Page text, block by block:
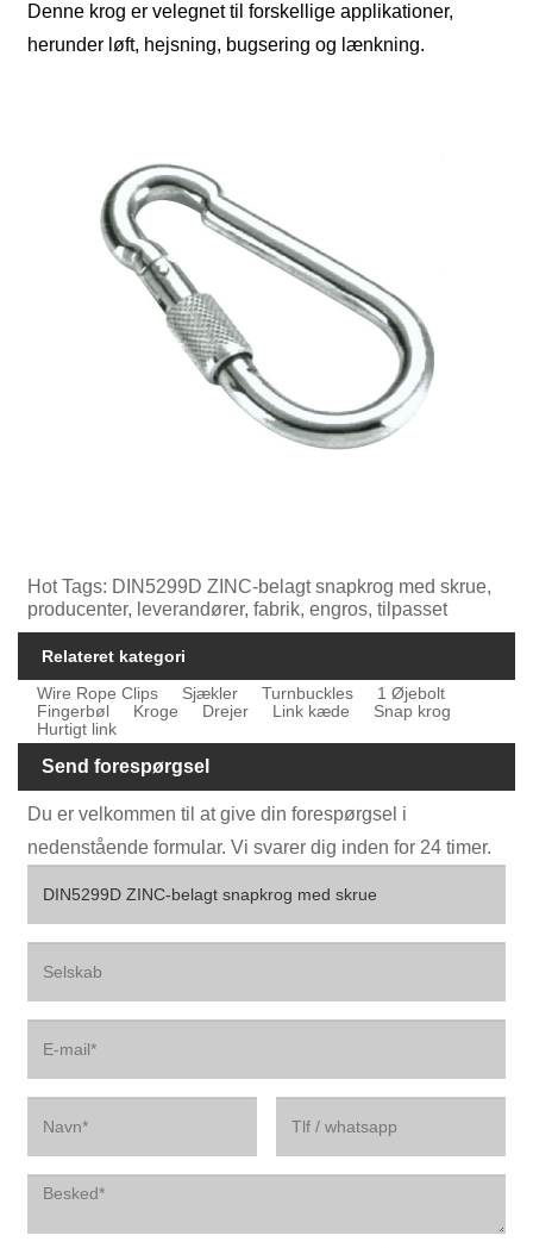
Denne krog er velegnet til forskellige applikationer,
herunder løft, hejsning, bugsering og lænkning.
Hot Tags: DIN5299D ZINC-belagt snapkrog med skrue,
producenter, leverandører, fabrik, engros, tilpasset
Relateret kategori
Wire Rope Clips
Sjækler Turnbuckles
1 Øjebolt
Fingerbøl
Kroge Drejer Link kæde
Snap krog
Hurtigt link
Send forespørgsel
Du er velkommen til at give din forespørgsel i
nedenstående formular. Vi svarer dig inden for 24 timer.